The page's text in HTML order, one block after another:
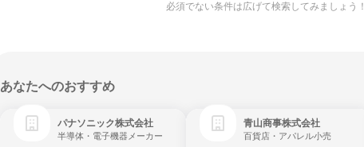
必須でない条件は広げて検索してみましょう！
あなたへのおすすめ
パナソニック株式会社
半導体・電子機器メーカー
青山商事株式会社
百貨店・アパレル小売